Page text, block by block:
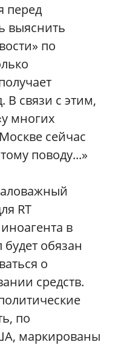
перед
выяснить
по
В связи с этим,
многих
сейчас
поводу...»
RT
в
обязан
о
средств.
по
маркированы